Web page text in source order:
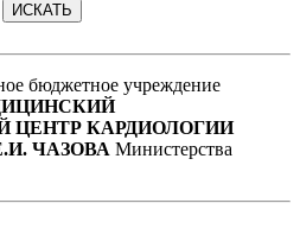
ИСКАТЬ
бюджетное учреждение
ЦЕНТР КАРДИОЛОГИИ
ЧАЗОВА Министерства